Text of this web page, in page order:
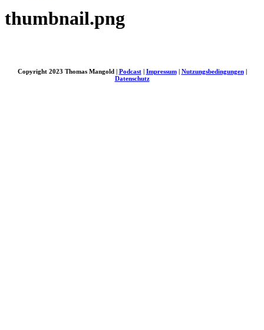
thumbnail.png
Copyright 2023 Thomas Mangold | Podcast| Impressum| Nutzungsbedingungen|
Datenschutz